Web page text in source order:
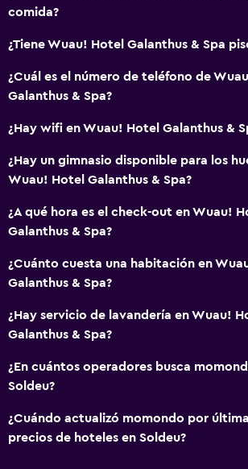
Centro de negocios
Servicio de despertador
Servicio de conserjería
Cambio de divisas
Baño turco
Instalaciones para reuniones
Servicio de habitaciones
Mostrador de información turística
Acceso con tarjeta
Masaje de pies
Recepción 24 horas
Caja fuerte
Piscina y spa
Spa
comida?
¿Tiene Wuau! Hotel Galanthus & Spa
¿Cuál es el número de teléfono de
Galanthus & Spa?
¿Hay wifi en Wuau! Hotel Galanthus &
¿Hay un gimnasio disponible para los
Wuau! Hotel Galanthus & Spa?
¿A qué hora es el check-out en Wuau!
Galanthus & Spa?
¿Cuánto cuesta una habitación en
Galanthus & Spa?
¿Hay servicio de lavandería en Wuau!
Galanthus & Spa?
¿En cuántos operadores busca
Soldeu?
¿Cuándo actualizó momondo por
precios de hoteles en Soldeu?